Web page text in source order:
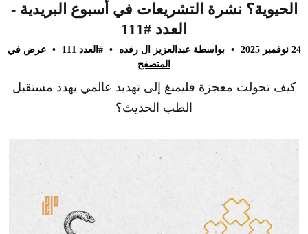
الحيوية؟ نشرة التشريعات في أسبوع البريدية -
العدد #111
24 نوفمبر 2025 • بواسطة عبدالعزيز ال رفده • #العدد 111 •
عرض في
المتصفح
كيف تحولت معجزة فليمنغ إلى تهديد عالمي يهدد مستقبل
الطب الحديث؟